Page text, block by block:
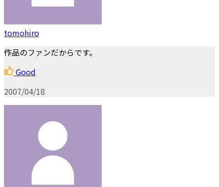
tomohiro
作品のファンだからです。
Good
2007/04/18